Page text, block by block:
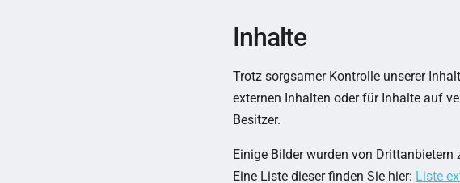
Inhalte
Trotz sorgsamer Kontrolle unserer
externen Inhalten oder für Inhalte auf
Besitzer.
Einige Bilder wurden von Drittanbietern
Eine Liste dieser finden Sie hier: Liste